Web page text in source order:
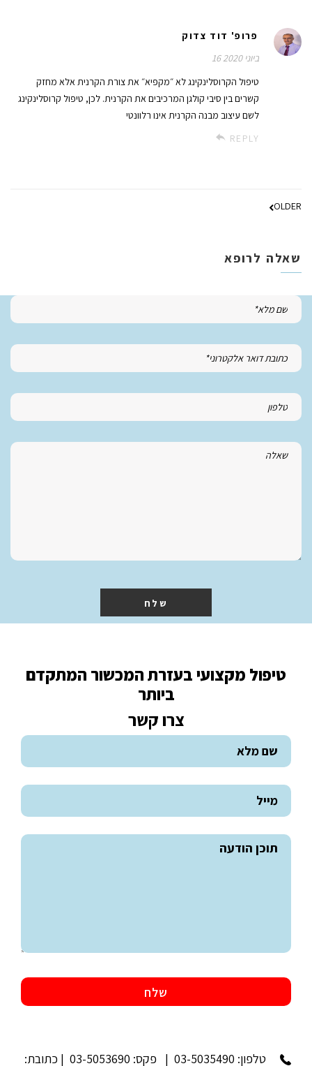
פרופ' דוד צדוק
16 ביוני 2020
טיפול הקרוסלינקינג לא ״מקפיא״ את צורת הקרנית אלא מחזק
קשרים בין סיבי קולגן המרכיבים את הקרנית. לכן, טיפול קרוסלינקינג
לשם עיצוב מבנה הקרנית אינו רלוונטי
REPLY
OLDER
שאלה לרופא
שלח
טיפול מקצועי בעזרת המכשור המתקדם
ביותר
צרו קשר
טלפון: 03-5035490 | פקס: 03-5053690 | כתובת: